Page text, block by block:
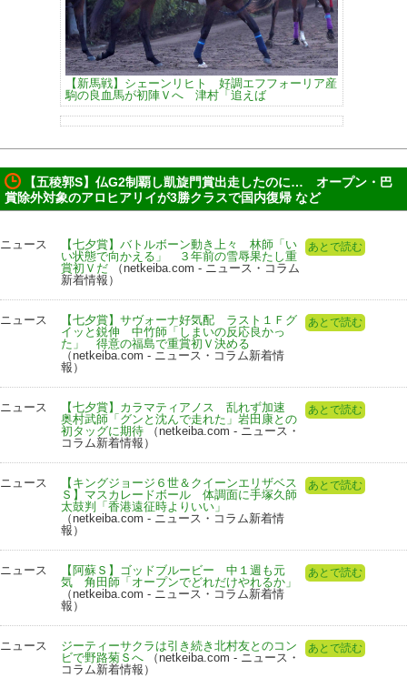
【新馬戦】シェーンリヒト 好調エフフォーリア産
駒の良血馬が初陣Ｖへ 津村「追えば
【五稜郭S】仏G2制覇し凱旋門賞出走したのに… オープン・巴
賞除外対象のアロヒアリイが3勝クラスで国内復帰 など
ニュース
【七夕賞】バトルボーン動き上々 林師「い
い状態で向かえる」 ３年前の雪辱果たし重
賞初Ｖだ （netkeiba.com - ニュース・コラム
新着情報）
あとで読む
ニュース
【七夕賞】サヴォーナ好気配 ラスト１Ｆグ
イッと鋭伸 中竹師「しまいの反応良かっ
た」 得意の福島で重賞初Ｖ決める
（netkeiba.com - ニュース・コラム新着情
報）
あとで読む
ニュース
【七夕賞】カラマティアノス 乱れず加速
奥村武師「グンと沈んで走れた」岩田康との
初タッグに期待 （netkeiba.com - ニュース・
コラム新着情報）
あとで読む
ニュース
【キングジョージ６世＆クイーンエリザベス
Ｓ】マスカレードボール 体調面に手塚久師
太鼓判「香港遠征時よりいい」
（netkeiba.com - ニュース・コラム新着情
報）
あとで読む
ニュース
【阿蘇Ｓ】ゴッドブルービー 中１週も元
気 角田師「オープンでどれだけやれるか」
（netkeiba.com - ニュース・コラム新着情
報）
あとで読む
ニュース
ジーティーサクラは引き続き北村友とのコン
ビで野路菊Ｓへ （netkeiba.com - ニュース・
コラム新着情報）
あとで読む